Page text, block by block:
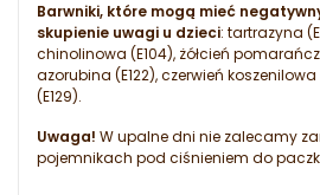
Barwniki, które mogą mieć
skupienie uwagi u dzieci: tartrazyna
chinolinowa (E104), żółcień
azorubina (E122), czerwień koszenilowa
(E129).
Uwaga! W upalne dni nie zalecamy
pojemnikach pod ciśnieniem do